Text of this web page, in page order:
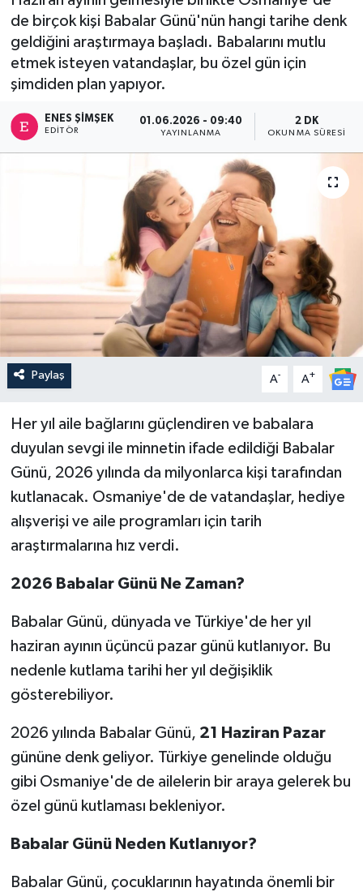
de birçok kişi Babalar Günü'nün hangi tarihe denk
geldiğini araştırmaya başladı. Babalarını mutlu
etmek isteyen vatandaşlar, bu özel gün için
şimdiden plan yapıyor.
ENES ŞIMŞEK
EDITÖR
01.06.2026 - 09:40
YAYINLANMA
2 DK
OKUNMA SÜRESI
Paylaş A- A+
Her yıl aile bağlarını güçlendiren ve babalara
duyulan sevgi ile minnetin ifade edildiği Babalar
Günü, 2026 yılında da milyonlarca kişi tarafından
kutlanacak. Osmaniye'de de vatandaşlar, hediye
alışverişi ve aile programları için tarih
araştırmalarına hız verdi.
2026 Babalar Günü Ne Zaman?
Babalar Günü, dünyada ve Türkiye'de her yıl
haziran ayının üçüncü pazar günü kutlanıyor. Bu
nedenle kutlama tarihi her yıl değişiklik
gösterebiliyor.
2026 yılında Babalar Günü, 21 Haziran Pazar
gününe denk geliyor. Türkiye genelinde olduğu
gibi Osmaniye'de de ailelerin bir araya gelerek bu
özel günü kutlaması bekleniyor.
Babalar Günü Neden Kutlanıyor?
Babalar Günü, çocuklarının hayatında önemli bir